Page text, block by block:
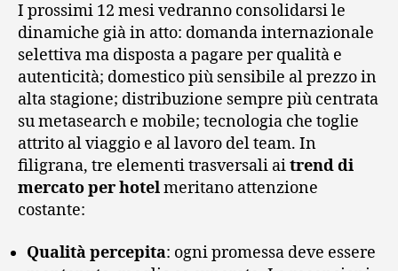
I prossimi 12 mesi vedranno consolidarsi le
dinamiche già in atto: domanda internazionale
selettiva ma disposta a pagare per qualità e
autenticità; domestico più sensibile al prezzo in
alta stagione; distribuzione sempre più centrata
su metasearch e mobile; tecnologia che toglie
attrito al viaggio e al lavoro del team. In
filigrana, tre elementi trasversali aitrend di
mercato per hotelmeritano attenzione
costante:
Qualità percepita: ogni promessa deve essere